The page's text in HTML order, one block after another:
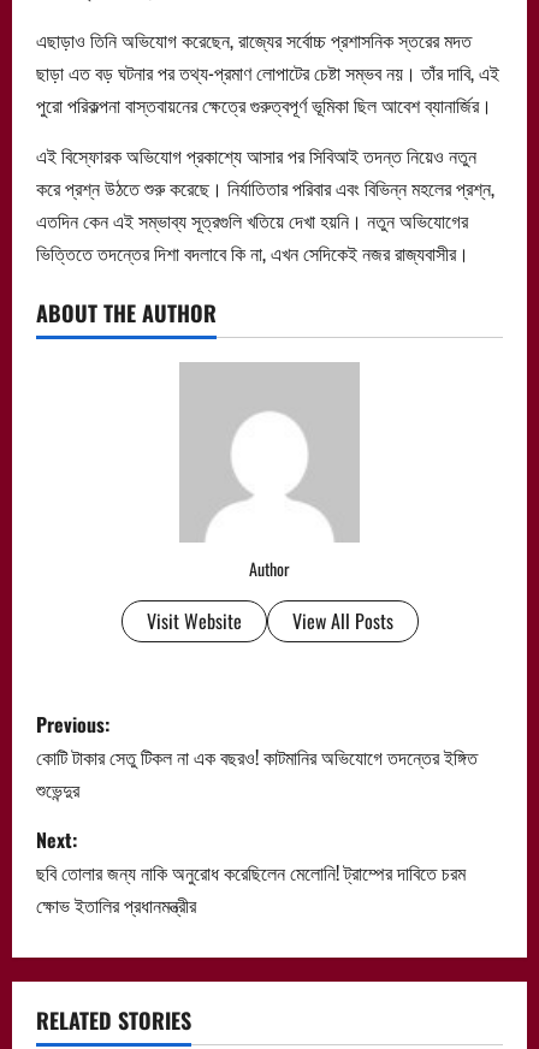
এছাড়াও তিনি অভিযোগ করেছেন, রাজ্যের সর্বোচ্চ প্রশাসনিক স্তরের মদত
ছাড়া এত বড় ঘটনার পর তথ্য-প্রমাণ লোপাটের চেষ্টা সম্ভব নয়। তাঁর দাবি, এই
পুরো পরিকল্পনা বাস্তবায়নের ক্ষেত্রে গুরুত্বপূর্ণ ভূমিকা ছিল আবেশ ব্যানার্জির।
এই বিস্ফোরক অভিযোগ প্রকাশ্যে আসার পর সিবিআই তদন্ত নিয়েও নতুন
করে প্রশ্ন উঠতে শুরু করেছে। নির্যাতিতার পরিবার এবং বিভিন্ন মহলের প্রশ্ন,
এতদিন কেন এই সম্ভাব্য সূত্রগুলি খতিয়ে দেখা হয়নি। নতুন অভিযোগের
ভিত্তিতে তদন্তের দিশা বদলাবে কি না, এখন সেদিকেই নজর রাজ্যবাসীর।
ABOUT THE AUTHOR
Author
Visit Website View All Posts
P
o
s
t
n
a
v
Previous:
কোটি টাকার সেতু টিকল না এক বছরও! কাটমানির অভিযোগে তদন্তের ইঙ্গিত
শুভেন্দুর
Next:
ছবি তোলার জন্য নাকি অনুরোধ করেছিলেন মেলোনি! ট্রাম্পের দাবিতে চরম
ক্ষোভ ইতালির প্রধানমন্ত্রীর
RELATED STORIES